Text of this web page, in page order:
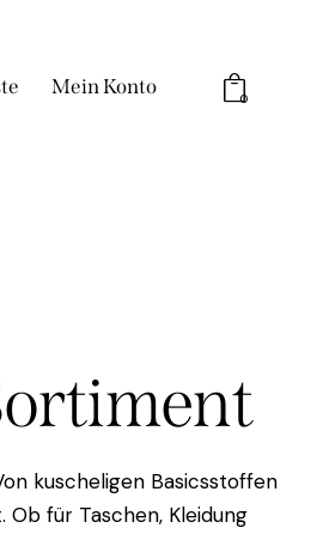
Mein Konto 0
kuscheligen Basicsstoffen
für Taschen, Kleidung